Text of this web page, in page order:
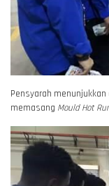
Pensyarah
memasang Mould Hot